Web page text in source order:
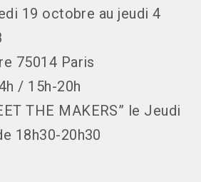
19 octobre au jeudi 4
75014 Paris
/ 15h-20h
THE MAKERS” le Jeudi
18h30-20h30